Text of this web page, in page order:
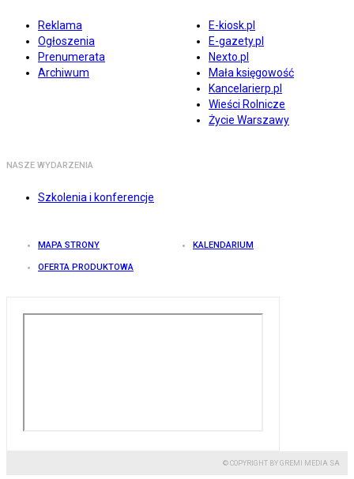
Reklama
Ogłoszenia
Prenumerata
Archiwum
E-kiosk.pl
E-gazety.pl
Nexto.pl
Mała księgowość
Kancelarierp.pl
Wieści Rolnicze
Życie Warszawy
NASZE WYDARZENIA
Szkolenia i konferencje
MAPA STRONY KALENDARIUM
OFERTA PRODUKTOWA
© COPYRIGHT BY GREMI MEDIA SA